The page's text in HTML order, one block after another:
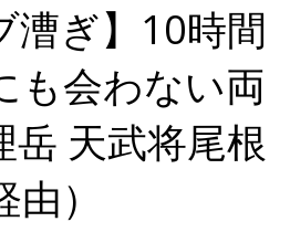
漕ぎ】10時間
も会わない両
岳 天武将尾根
由）